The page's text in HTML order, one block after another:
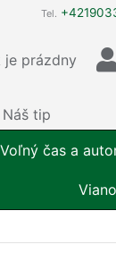
Tel.
je prázdny
Náš tip
Voľný čas a